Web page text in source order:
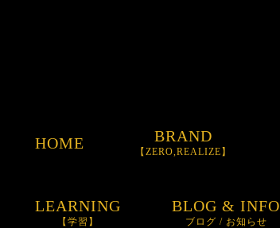
HOME BRAND
【ZERO,REALIZE】
ORDER GLOVE
LEARNING
【学習】
BLOG & INFO
ブログ / お知らせ